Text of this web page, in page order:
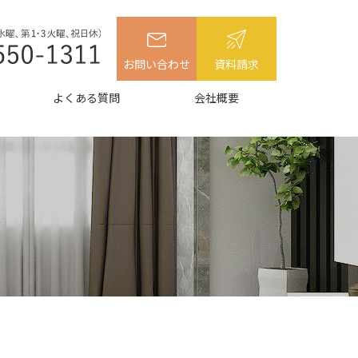
お問い合わせ 資料請求
よくある質問 会社概要